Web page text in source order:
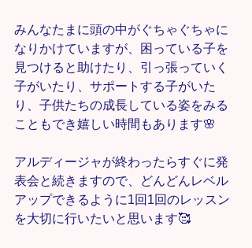
みんなたまに頭の中がぐちゃぐちゃに
なりかけていますが、困っている子を
見つけると助けたり、引っ張っていく
子がいたり、サポートする子がいた
り、子供たちの成長している姿をみる
こともでき嬉しい時間もあります🌸
アルディージャが終わったらすぐに発
表会と続きますので、どんどんレベル
アップできるように1回1回のレッスン
を大切に行いたいと思います🥰